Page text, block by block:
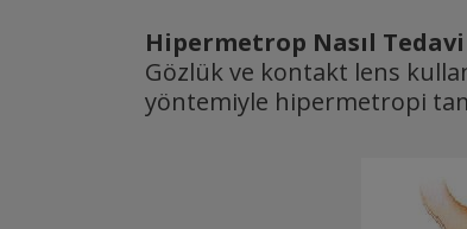
Hipermetrop Nasıl
Gözlük ve kontakt lens
yöntemiyle hipermetropi